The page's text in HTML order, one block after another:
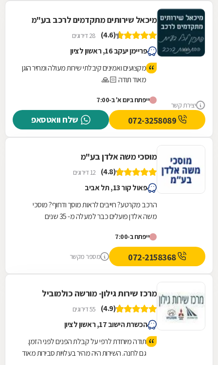
יצירת קשר
מיכאל שירותים מתקדמים לרכב בע"מ
(4.6) 28 דירוגים
פריימן יעקב 16, ראשון לציון
מקצועים ואמינים קיבלתי שירות מעולה ומחיר הוגן
מאוד תודה 🙏🏻
ייפתח ביום א' ב-7:00
שלח וואטסאפ
מוסכי משה אלדן בע"מ
(4.8) 12 דירוגים
פאול קור 13, תל אביב
הרכב מקרטע? חייבים לראות מוסך ודחוף? מוסכי
משה אלדן פועלים כבר למעלה מ- 35 שנים
תיהנו משירות...
ייפתח ב-7:00
072-2158368 מספר מקשר
מרכז שירות גילון- מורשה כולמוביל
(4.9) 55 דירוגים
הכשרת הישוב 17, ראשון לציון
תודה מיוחדת לרפי על קבלת הפנים לפני הזמן.
גם לחנה. השירות היה מהיר בעלויות סבירות מאוד